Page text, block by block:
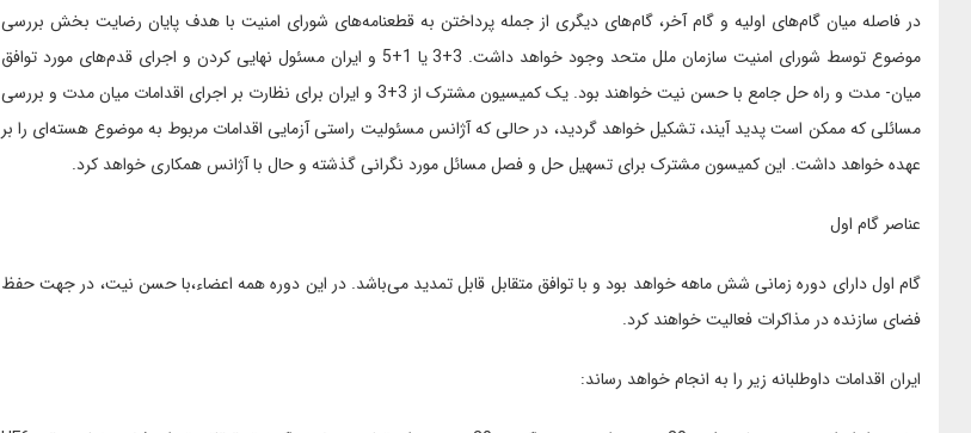
در فاصله میان گام‌های اولیه و گام آخر، گام‌های دیگری از جمله پرداختن به قطعنامه‌های شورای امنیت با هدف پایان رضایت بخش بررسی
موضوع توسط شورای امنیت سازمان ملل متحد وجود خواهد داشت. 3+3 یا 1+5 و ایران مسئول نهایی کردن و اجرای قدم‌های مورد توافق
میان- مدت و راه حل جامع با حسن نیت خواهند بود. یک کمیسیون مشترک از 3+3 و ایران برای نظارت بر اجرای اقدامات میان مدت و بررسی
مسائلی که ممکن است پدید آیند، تشکیل خواهد گردید، در حالی که آژانس مسئولیت راستی آزمایی اقدامات مربوط به موضوع هسته‌ای را بر
عهده خواهد داشت. این کمیسون مشترک برای تسهیل حل و فصل مسائل مورد نگرانی گذشته و حال با آژانس همکاری خواهد کرد.
عناصر گام اول
گام اول دارای دوره زمانی شش ماهه خواهد بود و با توافق متقابل قابل تمدید می‌باشد. در این دوره همه اعضاء،با حسن نیت، در جهت حفظ
فضای سازنده در مذاکرات فعالیت خواهند کرد.
ایران اقدامات داوطلبانه زیر را به انجام خواهد رساند: